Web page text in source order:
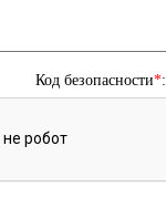
Код безопасности*: